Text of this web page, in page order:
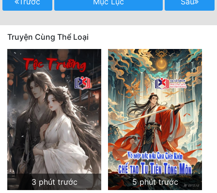
Truyện Cùng Thể Loại
3 phút trước
5 phút trước